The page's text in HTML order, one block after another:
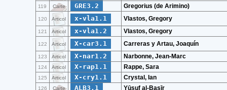
119 Carte GRE3.2 Gregorius (de Arimino)
120 Articol x-vla1.1 Vlastos, Gregory
121 Articol x-vla1.2 Vlastos, Gregory
122 Articol X-car3.1 Carreras y Artau, Joaquín
123 Articol X-nar1.2 Narbonne, Jean-Marc
124 Articol X-rap1.1 Rappe, Sara
125 Articol X-cry1.1 Crystal, Ian
126 Carte ALB3.1 Yūsuf al-Baṣīr